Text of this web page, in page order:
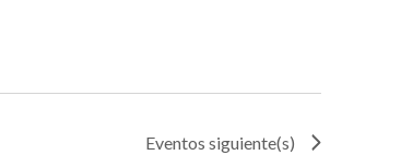
Eventos siguiente(s)